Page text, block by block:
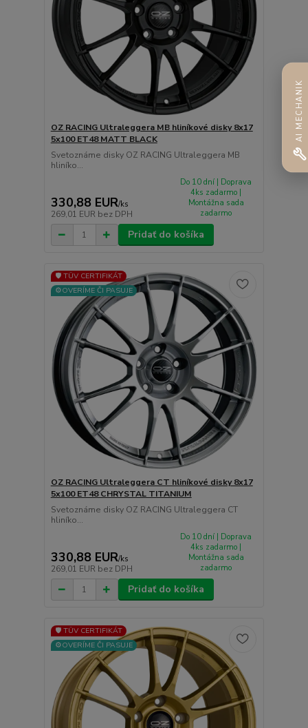
OZ RACING Ultraleggera MB hliníkové disky 8x17
5x100 ET48 MATT BLACK
Svetoznáme disky OZ RACING Ultraleggera MB
hliníko...
330,88 EUR/ks
269,01 EUR bez DPH
Do 10 dní | Doprava
4ks zadarmo |
Montážna sada
zadarmo
Pridať do košíka
🛡️ TÜV CERTIFIKÁT
⚙️OVERÍME ČI PASUJE
OZ RACING Ultraleggera CT hliníkové disky 8x17
5x100 ET48 CHRYSTAL TITANIUM
Svetoznáme disky OZ RACING Ultraleggera CT
hliníko...
330,88 EUR/ks
269,01 EUR bez DPH
Do 10 dní | Doprava
4ks zadarmo |
Montážna sada
zadarmo
Pridať do košíka
🛡️ TÜV CERTIFIKÁT
⚙️OVERÍME ČI PASUJE
AI MECHANIK